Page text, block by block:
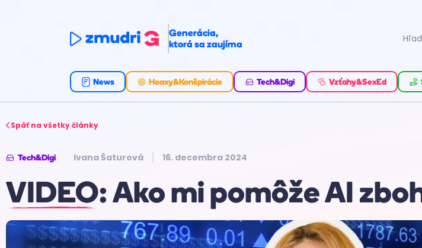
Generácia,
ktorá sa zaujíma
News Hoaxy&Konšpirácie Tech&Digi Vzťahy&SexEd
Späť na všetky články
Tech&Digi Ivana Šaturová 16. decembra 2024
VIDEO: Ako mi pomôže AI